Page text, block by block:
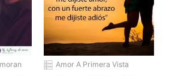
Amor A Primera Vista